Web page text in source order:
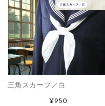
三角スカーフ／白
¥950